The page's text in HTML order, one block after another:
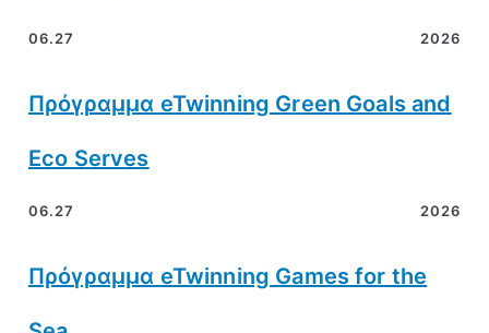
06.27 2026
Πρόγραμμα eTwinning Green Goals and
Eco Serves
06.27 2026
Πρόγραμμα eTwinning Games for the